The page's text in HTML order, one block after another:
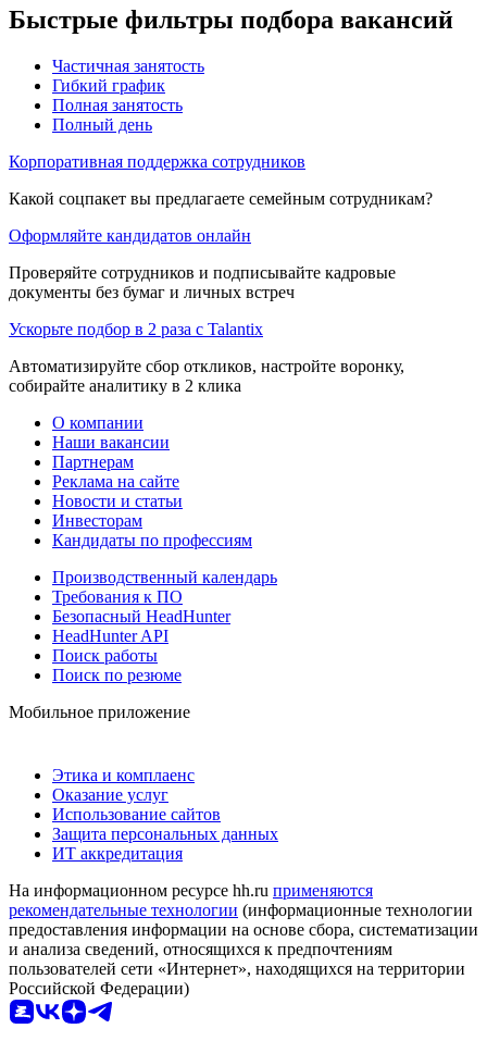
Быстрые фильтры подбора вакансий
Частичная занятость
Гибкий график
Полная занятость
Полный день
Корпоративная поддержка сотрудников
Какой соцпакет вы предлагаете семейным сотрудникам?
Оформляйте кандидатов онлайн
Проверяйте сотрудников и подписывайте кадровые
документы без бумаг и личных встреч
Ускорьте подбор в 2 раза с Talantix
Автоматизируйте сбор откликов, настройте воронку,
собирайте аналитику в 2 клика
О компании
Наши вакансии
Партнерам
Реклама на сайте
Новости и статьи
Инвесторам
Кандидаты по профессиям
Производственный календарь
Требования к ПО
Безопасный HeadHunter
HeadHunter API
Поиск работы
Поиск по резюме
Мобильное приложение
Этика и комплаенс
Оказание услуг
Использование сайтов
Защита персональных данных
ИТ аккредитация
На информационном ресурсе hh.ru применяются
рекомендательные технологии (информационные технологии
предоставления информации на основе сбора, систематизации
и анализа сведений, относящихся к предпочтениям
пользователей сети «Интернет», находящихся на территории
Российской Федерации)